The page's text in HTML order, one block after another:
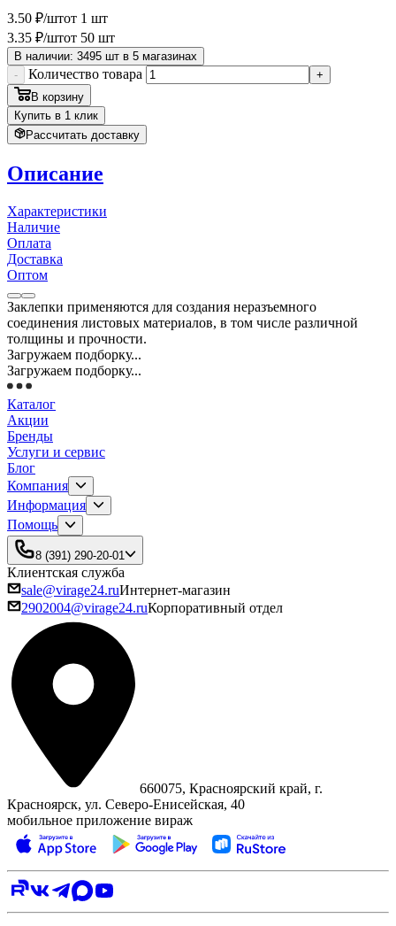
3.50 ₽/штот 1 шт
3.35 ₽/штот 50 шт
В наличии: 3495 шт в 5 магазинах
-
Количество товара
+
В корзину
Купить в 1 клик
Рассчитать доставку
Описание
Характеристики
Наличие
Оплата
Доставка
Оптом
Заклепки применяются для создания неразъемного
соединения листовых материалов, в том числе различной
толщины и прочности.
Загружаем подборку...
Загружаем подборку...
Каталог
Акции
Бренды
Услуги и сервис
Блог
Компания
Информация
Помощь
8 (391) 290-20-01
Клиентская служба
sale@virage24.ruИнтернет-магазин
2902004@virage24.ruКорпоративный отдел
660075, Красноярский край, г.
Красноярск, ул. Северо‑Енисейская, 40
мобильное приложение вираж